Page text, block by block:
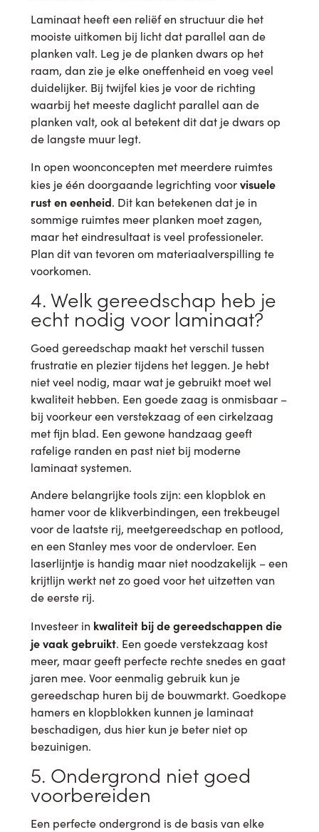
Laminaat heeft een reliëf en structuur die het
mooiste uitkomen bij licht dat parallel aan de
planken valt. Leg je de planken dwars op het
raam, dan zie je elke oneffenheid en voeg veel
duidelijker. Bij twijfel kies je voor de richting
waarbij het meeste daglicht parallel aan de
planken valt, ook al betekent dit dat je dwars op
de langste muur legt.
In open woonconcepten met meerdere ruimtes
kies je één doorgaande legrichting voorvisuele
rust en eenheid. Dit kan betekenen dat je in
sommige ruimtes meer planken moet zagen,
maar het eindresultaat is veel professioneler.
Plan dit van tevoren om materiaalverspilling te
voorkomen.
4. Welk gereedschap heb je
echt nodig voor laminaat?
Goed gereedschap maakt het verschil tussen
frustratie en plezier tijdens het leggen. Je hebt
niet veel nodig, maar wat je gebruikt moet wel
kwaliteit hebben. Een goede zaag is onmisbaar –
bij voorkeur een verstekzaag of een cirkelzaag
met fijn blad. Een gewone handzaag geeft
rafelige randen en past niet bij moderne
laminaat systemen.
Andere belangrijke tools zijn: een klopblok en
hamer voor de klikverbindingen, een trekbeugel
voor de laatste rij, meetgereedschap en potlood,
en een Stanley mes voor de ondervloer. Een
laserlijntje is handig maar niet noodzakelijk – een
krijtlijn werkt net zo goed voor het uitzetten van
de eerste rij.
Investeer in kwaliteit bij de gereedschappen die
je vaak gebruikt. Een goede verstekzaag kost
meer, maar geeft perfecte rechte snedes en gaat
jaren mee. Voor eenmalig gebruik kun je
gereedschap huren bij de bouwmarkt. Goedkope
hamers en klopblokken kunnen je laminaat
beschadigen, dus hier kun je beter niet op
bezuinigen.
5. Ondergrond niet goed
voorbereiden
Een perfecte ondergrond is de basis van elke